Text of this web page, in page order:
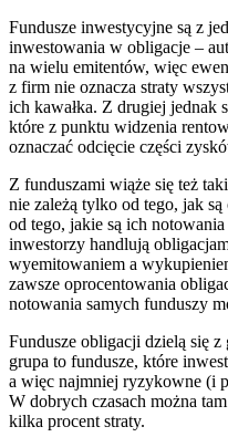
Fundusze inwestycyjne są z
inwestowania w obligacje –
na wielu emitentów, więc
z firm nie oznacza straty
ich kawałka. Z drugiej jednak
które z punktu widzenia
oznaczać odcięcie części
Z funduszami wiąże się też
nie zależą tylko od tego, jak
od tego, jakie są ich
inwestorzy handlują
wyemitowaniem a
zawsze oprocentowania
notowania samych funduszy
Fundusze obligacji dzielą się
grupa to fundusze, które
a więc najmniej ryzykowne (i
W dobrych czasach można
kilka procent straty.